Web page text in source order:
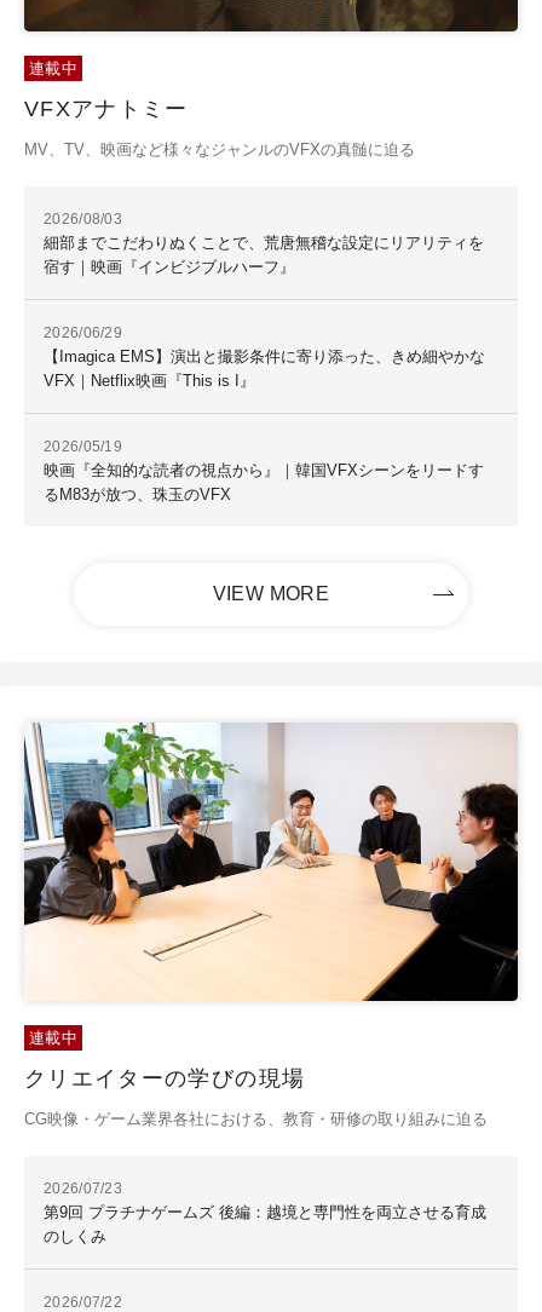
連載中
VFXアナトミー
MV、TV、映画など様々なジャンルのVFXの真髄に迫る
2026/08/03
細部までこだわりぬくことで、荒唐無稽な設定にリアリティを
宿す｜映画『インビジブルハーフ』
2026/06/29
【Imagica EMS】演出と撮影条件に寄り添った、きめ細やかな
VFX｜Netflix映画『This is I』
2026/05/19
映画『全知的な読者の視点から』｜韓国VFXシーンをリードす
るM83が放つ、珠玉のVFX
VIEW MORE
連載中
クリエイターの学びの現場
CG映像・ゲーム業界各社における、教育・研修の取り組みに迫る
2026/07/23
第9回 プラチナゲームズ 後編：越境と専門性を両立させる育成
のしくみ
2026/07/22